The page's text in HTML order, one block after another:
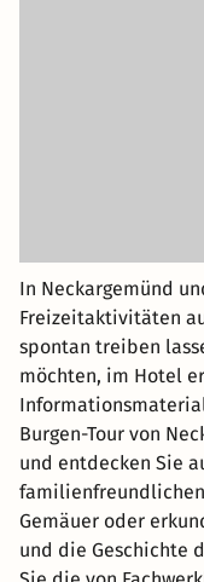
In Neckargemünd
Freizeitaktivitäten
spontan treiben
möchten, im Hotel
Burgen-Tour von
und entdecken Sie
Gemäuer oder
und die Geschichte